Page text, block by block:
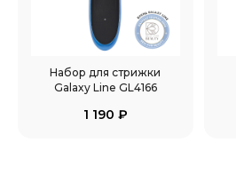
Набор для стрижки
Galaxy Line GL4166
1 190 ₽